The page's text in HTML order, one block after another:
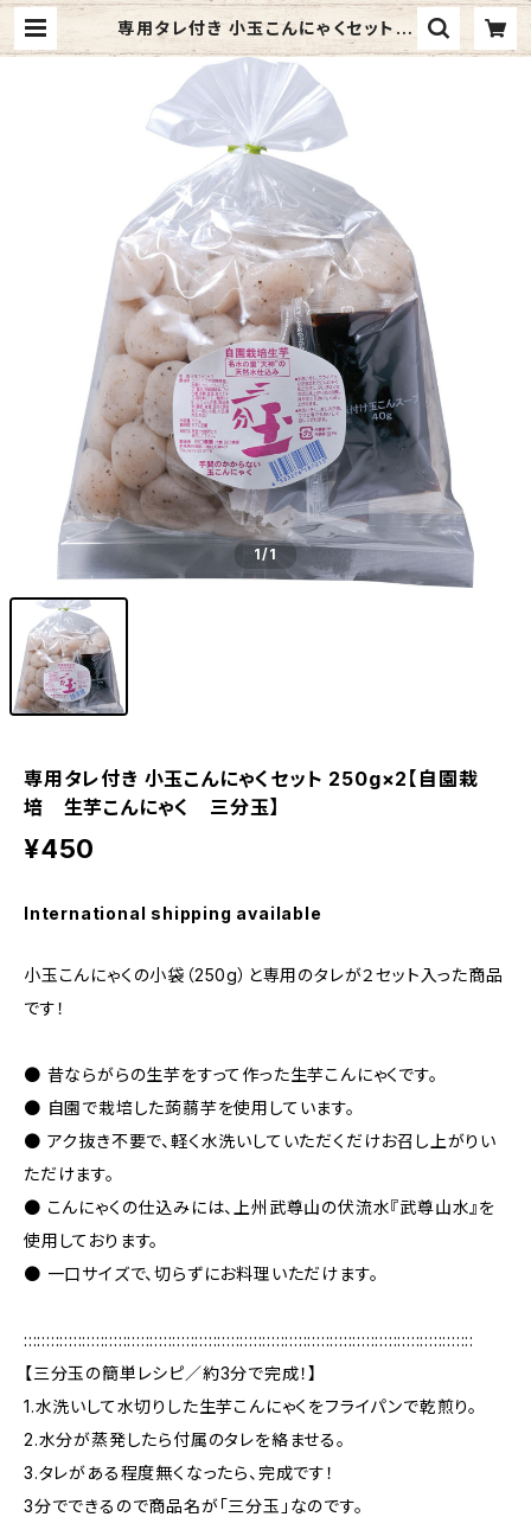
専用タレ付き 小玉こんにゃくセット 2
50g×2【自園栽培 生芋こんにゃく
三分玉】 | 生芋こんにゃくの田口農
1/1
専用タレ付き 小玉こんにゃくセット 250g×2【自園栽
培 生芋こんにゃく 三分玉】
¥450
International shipping available
小玉こんにゃくの小袋（250g）と専用のタレが２セット入った商品
です！
● 昔ならがらの生芋をすって作った生芋こんにゃくです。
● 自園で栽培した蒟蒻芋を使用しています。
● アク抜き不要で、軽く水洗いしていただくだけお召し上がりい
ただけます。
● こんにゃくの仕込みには、上州武尊山の伏流水『武尊山水』を
使用しております。
● 一口サイズで、切らずにお料理いただけます。
::::::::::::::::::::::::::::::::::::::::::::::::::::::::::::::::::::::::::::::::::::::::::::::::::::
【三分玉の簡単レシピ／約3分で完成！】
1.水洗いして水切りした生芋こんにゃくをフライパンで乾煎り。
2.水分が蒸発したら付属のタレを絡ませる。
3.タレがある程度無くなったら、完成です！
3分でできるので商品名が「三分玉」なのです。